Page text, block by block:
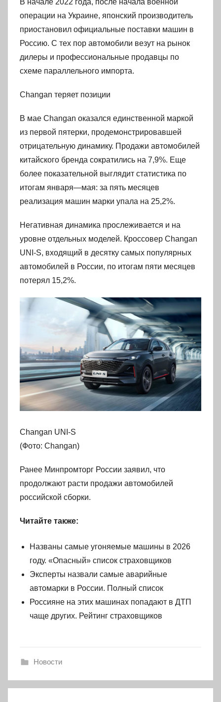
В начале 2022 года, после начала военной
операции на Украине, японский производитель
приостановил официальные поставки машин в
Россию. С тех пор автомобили везут на рынок
дилеры и профессиональные продавцы по
схеме параллельного импорта.
Changan теряет позиции
В мае Changan оказался единственной маркой
из первой пятерки, продемонстрировавшей
отрицательную динамику. Продажи автомобилей
китайского бренда сократились на 7,9%. Еще
более показательной выглядит статистика по
итогам января—мая: за пять месяцев
реализация машин марки упала на 25,2%.
Негативная динамика прослеживается и на
уровне отдельных моделей. Кроссовер Changan
UNI-S, входящий в десятку самых популярных
автомобилей в России, по итогам пяти месяцев
потерял 15,2%.
Changan UNI-S
(Фото: Changan)
Ранее Минпромторг России заявил, что
продолжают расти продажи автомобилей
российской сборки.
Читайте также:
Названы самые угоняемые машины в 2026
году. «Опасный» список страховщиков
Эксперты назвали самые аварийные
автомарки в России. Полный список
Россияне на этих машинах попадают в ДТП
чаще других. Рейтинг страховщиков
Новости